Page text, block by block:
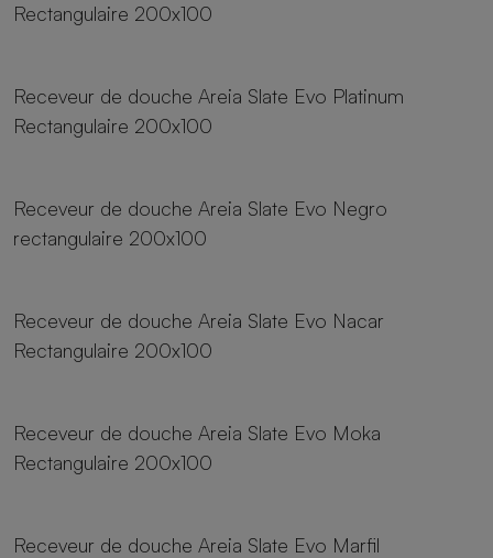
Rectangulaire 200x100
Receveur de douche Areia Slate Evo Platinum
Rectangulaire 200x100
Receveur de douche Areia Slate Evo Negro
rectangulaire 200x100
Receveur de douche Areia Slate Evo Nacar
Rectangulaire 200x100
Receveur de douche Areia Slate Evo Moka
Rectangulaire 200x100
Receveur de douche Areia Slate Evo Marfil